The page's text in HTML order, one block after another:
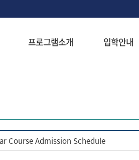
프로그램소개 입학안내
Course Admission Schedule